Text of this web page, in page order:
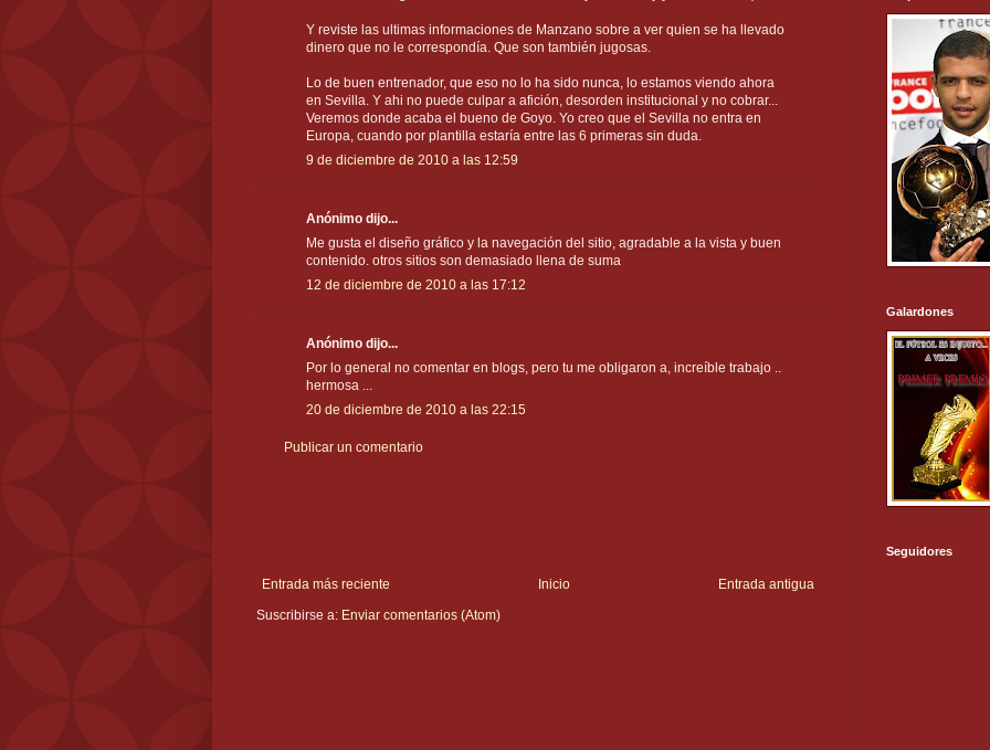
Y reviste las ultimas informaciones de Manzano sobre a ver quien se ha llevado
dinero que no le correspondía. Que son también jugosas.
Lo de buen entrenador, que eso no lo ha sido nunca, lo estamos viendo ahora
en Sevilla. Y ahi no puede culpar a afición, desorden institucional y no cobrar...
Veremos donde acaba el bueno de Goyo. Yo creo que el Sevilla no entra en
Europa, cuando por plantilla estaría entre las 6 primeras sin duda.
9 de diciembre de 2010 a las 12:59
Anónimo dijo...
Me gusta el diseño gráfico y la navegación del sitio, agradable a la vista y buen
contenido. otros sitios son demasiado llena de suma
12 de diciembre de 2010 a las 17:12
Anónimo dijo...
Por lo general no comentar en blogs, pero tu me obligaron a, increíble trabajo ..
hermosa ...
20 de diciembre de 2010 a las 22:15
Publicar un comentario
Entrada más reciente Entrada antigua
Inicio
Suscribirse a: Enviar comentarios (Atom)
Galardones
Seguidores